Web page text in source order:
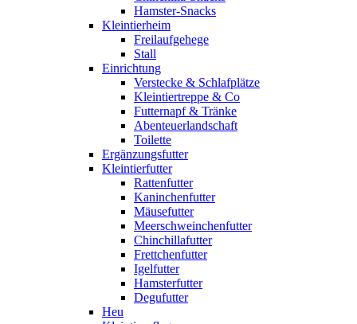
Hamster-Snacks
Kleintierheim
Freilaufgehege
Stall
Einrichtung
Verstecke & Schlafplätze
Kleintiertreppe & Co
Futternapf & Tränke
Abenteuerlandschaft
Toilette
Ergänzungsfutter
Kleintierfutter
Rattenfutter
Kaninchenfutter
Mäusefutter
Meerschweinchenfutter
Chinchillafutter
Frettchenfutter
Igelfutter
Hamsterfutter
Degufutter
Heu